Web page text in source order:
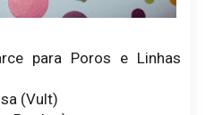
para Poros e Linhas
(Vult)